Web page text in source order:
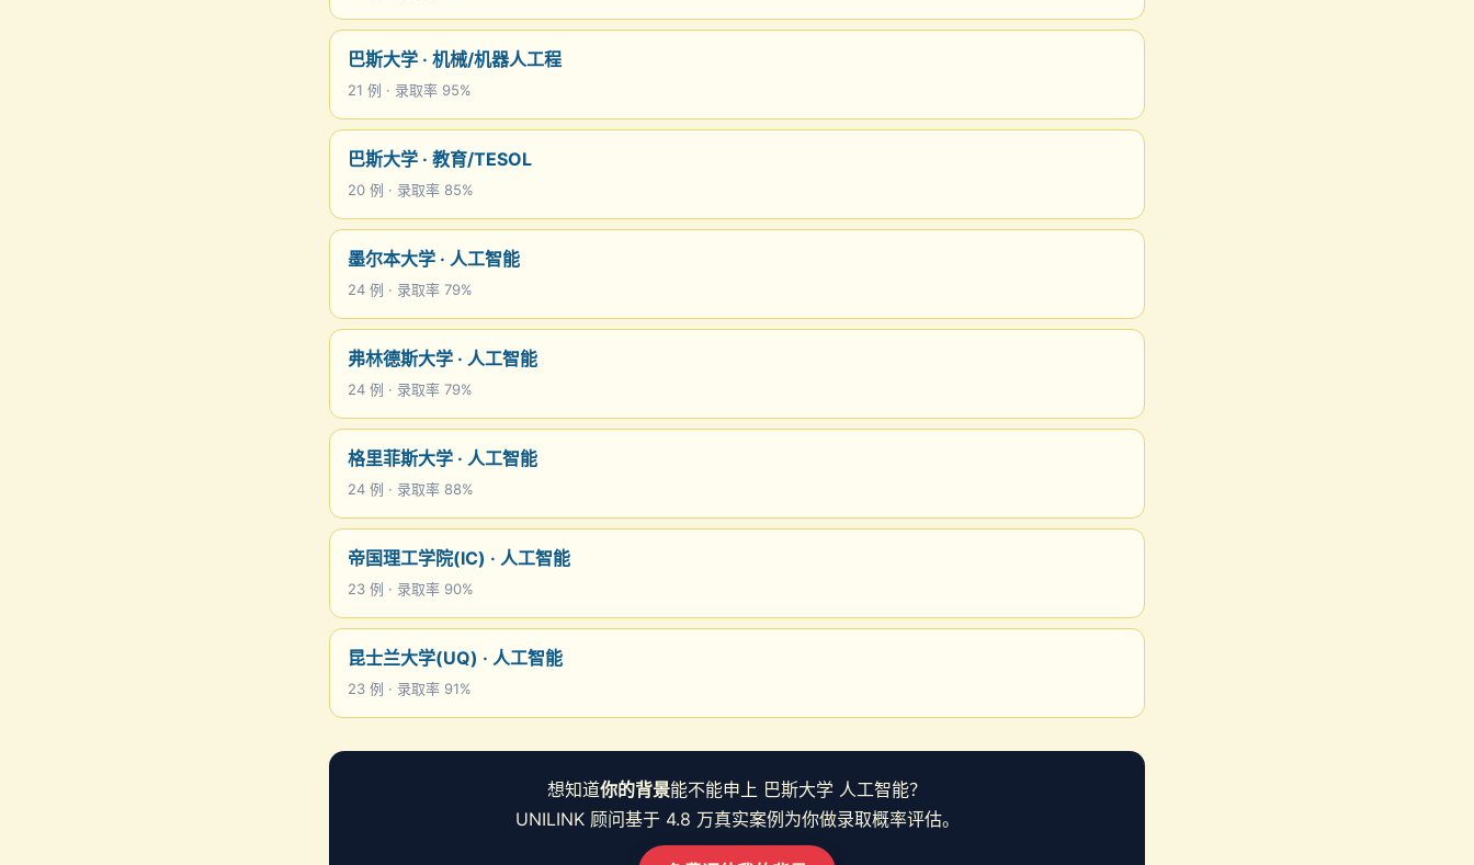
巴斯大学 · 机械/机器人工程
21 例 · 录取率 95%
巴斯大学 · 教育/TESOL
20 例 · 录取率 85%
墨尔本大学 · 人工智能
24 例 · 录取率 79%
弗林德斯大学 · 人工智能
24 例 · 录取率 79%
格里菲斯大学 · 人工智能
24 例 · 录取率 88%
帝国理工学院(IC) · 人工智能
23 例 · 录取率 90%
昆士兰大学(UQ) · 人工智能
23 例 · 录取率 91%
想知道你的背景能不能申上 巴斯大学 人工智能？
UNILINK 顾问基于 4.8 万真实案例为你做录取概率评估。